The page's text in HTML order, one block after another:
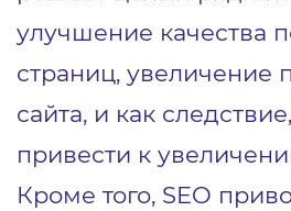
улучшение качества
страниц, увеличение
сайта, и как
привести к
Кроме того, SEO